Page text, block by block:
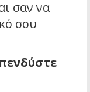
σαν να
σου